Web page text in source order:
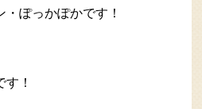
ぽっかぽかです！
！